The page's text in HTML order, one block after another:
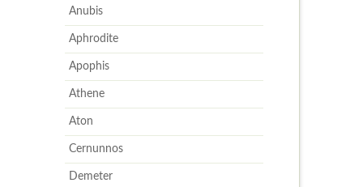
Anubis
Aphrodite
Apophis
Athene
Aton
Cernunnos
Demeter